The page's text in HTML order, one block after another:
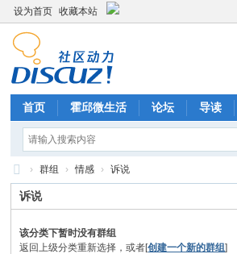
设为首页 收藏本站
首页 霍邱微生活 论坛 导读
霍
网
› 群组 › 情感 › 诉说
诉说
该分类下暂时没有群组
返回上级分类重新选择，或者[创建一个新的群组]